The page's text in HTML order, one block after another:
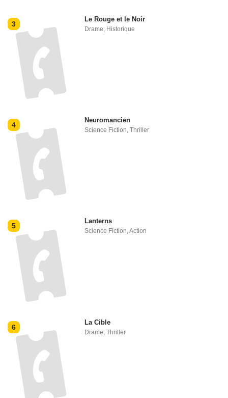
3
Le Rouge et le Noir
Drame Historique
4
Neuromancien
Science Fiction,Thriller
5
Lanterns
Science Fiction,Action
6
La Cible
Drame ,Thriller